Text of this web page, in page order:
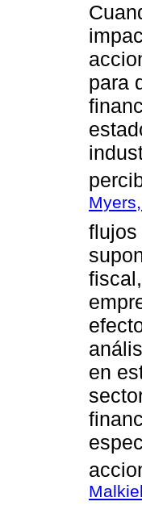
para
flujos
en